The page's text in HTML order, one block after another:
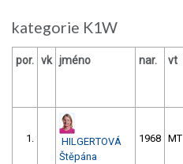
kategorie K1W
por. vk jméno nar. vt
1.
HILGERTOVÁ
Štěpána
1968 MT